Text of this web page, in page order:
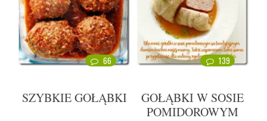
66
SZYBKIE GOŁĄBKI
139
GOŁĄBKI W SOSIE
POMIDOROWYM